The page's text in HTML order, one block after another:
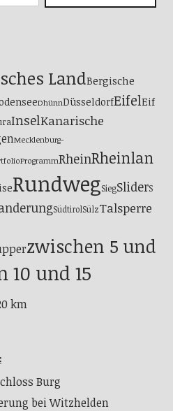
LandBergische
DhünnDüsseldorfEifelEif
InselKanarische
Mecklenburg-
ProgrammRheinRheinlan
RundwegSiegSliderS
SüdtirolSülzTalsperre
zwischen 5 und
10 und 15
km
Burg
bei Witzhelden